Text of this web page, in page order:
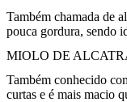
Também chamada de
pouca gordura, sendo
MIOLO DE
Também conhecido
curtas e é mais macio